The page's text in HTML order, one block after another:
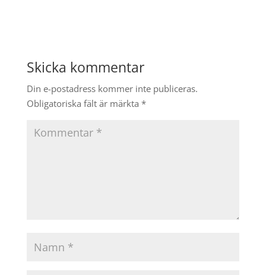
Skicka kommentar
Din e-postadress kommer inte publiceras.
Obligatoriska fält är märkta *